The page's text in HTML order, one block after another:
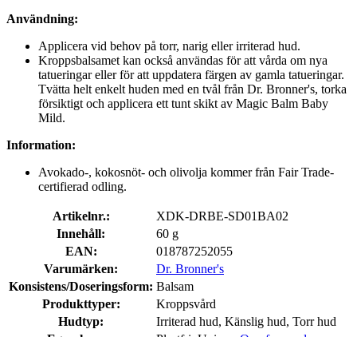
Användning:
Applicera vid behov på torr, narig eller irriterad hud.
Kroppsbalsamet kan också användas för att vårda om nya
tatueringar eller för att uppdatera färgen av gamla tatueringar.
Tvätta helt enkelt huden med en tvål från Dr. Bronner's, torka
försiktigt och applicera ett tunt skikt av Magic Balm Baby
Mild.
Information:
Avokado-, kokosnöt- och olivolja kommer från Fair Trade-
certifierad odling.
Artikelnr.:
XDK-DRBE-SD01BA02
Innehåll:
60 g
EAN:
018787252055
Varumärken:
Dr. Bronner's
Konsistens/Doseringsform: Balsam
Produkttyper:
Kroppsvård
Hudtyp:
Irriterad hud, Känslig hud, Torr hud